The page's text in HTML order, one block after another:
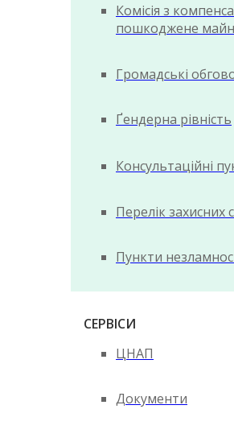
Комісія з
пошкоджене
Громадські
Ґендерна рівність
Консультаційні
Перелік захисних
Пункти
СЕРВІСИ
ЦНАП
Документи